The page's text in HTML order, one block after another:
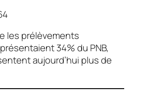
les prélèvements
34% du PNB,
aujourd’hui plus de